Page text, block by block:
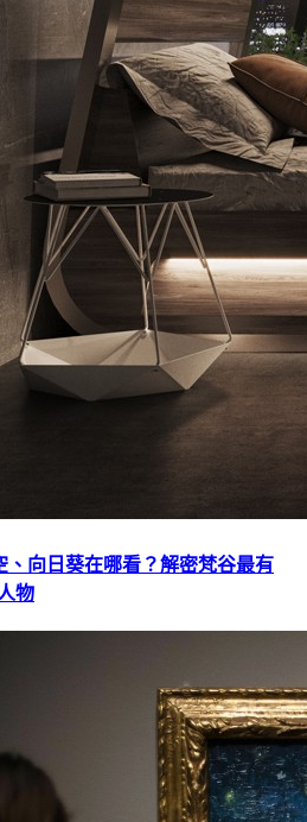
、向日葵在哪看？解密梵谷最有
物